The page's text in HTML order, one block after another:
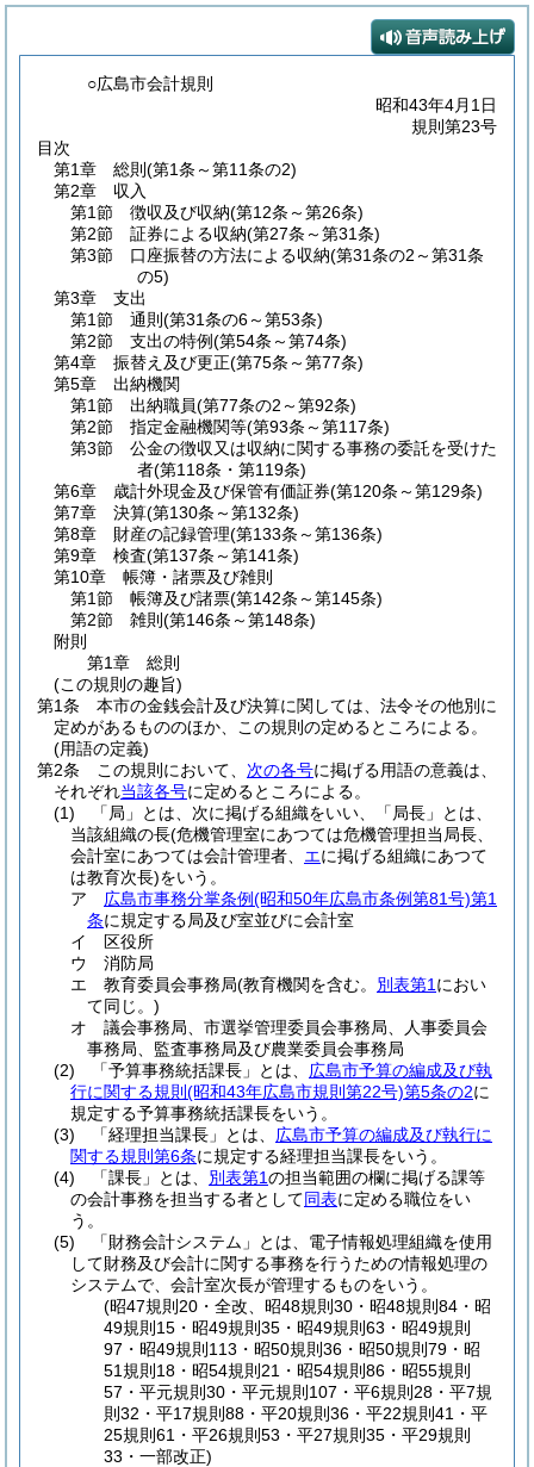
○広島市会計規則
昭和43年4月1日
規則第23号
目次
第1章
総則 (第1条～第11条の2)
第2章
収入
第1節
徴収及び収納(第12条～第26条)
第2節
証券による収納(第27条～第31条)
第3節
口座振替の方法による収納(第31条の2～第31条
の5)
第3章
支出
第1節
通則 (第31条の6～第53条)
第2節
支出の特例(第54条～第74条)
第4章
振替え及び更正(第75条～第77条)
第5章
出納機関
第1節
出納職員(第77条の2～第92条)
第2節
指定金融機関等(第93条～第117条)
第3節
公金の徴収又は収納に関する事務の委託を受けた
者(第118条・第119条)
第6章
歳計外現金及び保管有価証券(第120条～第129条)
第7章
決算(第130条～第132条)
第8章
財産の記録管理(第133条～第136条)
第9章
検査(第137条～第141条)
第10章
帳簿・諸票及び雑則
第1節
帳簿及び諸票(第142条～第145条)
第2節
雑則 (第146条～第148条)
附則
第1章
総則
(この規則の趣旨)
第1条
本市の金銭会計及び決算に関しては、法令その他別に
定めがあるもののほか、この規則の定めるところによる。
(用語の定義)
第2条
この規則において、 次の各号に掲げる用語の意義は、
それぞれ当該各号に定めるところによる。
(1)
「局」とは、次に掲げる組織をいい、「局長」とは、
当該組織の長(危機管理室にあつては危機管理担当局長、
会計室にあつては会計管理者、 エに掲げる組織にあつて
は教育次長)をいう。
ア
広島市事務分掌条例(昭和50年広島市条例第81号)第1
条に規定する局及び室並びに会計室
イ
区役所
ウ
消防局
エ
教育委員会事務局(教育機関を含む。 別表第1 におい
て同じ。)
オ
議会事務局、市選挙管理委員会事務局、人事委員会
事務局、監査事務局及び農業委員会事務局
(2)
「予算事務統括課長」とは、 広島市予算の編成及び執
行に関する規則 (昭和43年広島市規則第22号)第5条の2に
規定する予算事務統括課長をいう。
(3)
「経理担当課長」とは、 広島市予算の編成及び執行に
関する規則第6条に規定する経理担当課長をいう。
(4)
「課長」とは、 別表第1の担当範囲の欄に掲げる課等
の会計事務を担当する者として同表に定める職位をい
う。
(5)
「財務会計システム」とは、電子情報処理組織を使用
して財務及び会計に関する事務を行うための情報処理の
システムで、会計室次長が管理するものをいう。
(昭47規則20・全改、昭48規則30・昭48規則84・昭
49規則15・昭49規則35・昭49規則63・昭49規則
97・昭49規則113・昭50規則36・昭50規則79・昭
51規則18・昭54規則21・昭54規則86・昭55規則
57・平元規則30・平元規則107・平6規則28・平7規
則32・平17規則88・平20規則36・平22規則41・平
25規則61・平26規則53・平27規則35・平29規則
33・一部改正)